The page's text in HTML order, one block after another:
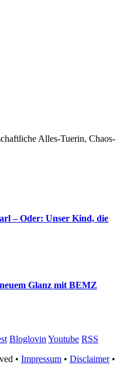
Alles-Tuerin, Chaos-
– Oder: Unser Kind, die
Glanz mit BEMZ
Bloglovin Youtube RSS
• Impressum • Disclaimer•